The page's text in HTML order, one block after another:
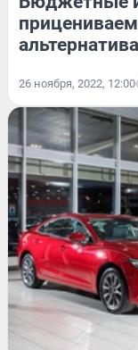
26 ноября, 2022, 12:00